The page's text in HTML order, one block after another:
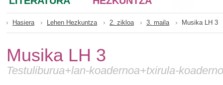
Hasiera Lehen Hezkuntza 2. zikloa 3. maila Musika LH 3
Musika LH 3
Testuliburua+lan-koadernoa+txirula-